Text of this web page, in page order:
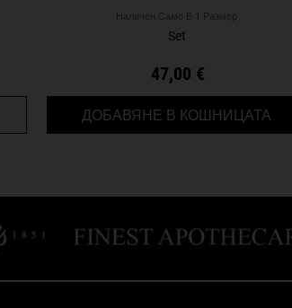
OH SO SOFT & SUDSY ПОДАРЪЧЕН
Наличен Само В 1 Размер
Set
47,00 €
ДОБАВЯНЕ В КОШНИЦАТА